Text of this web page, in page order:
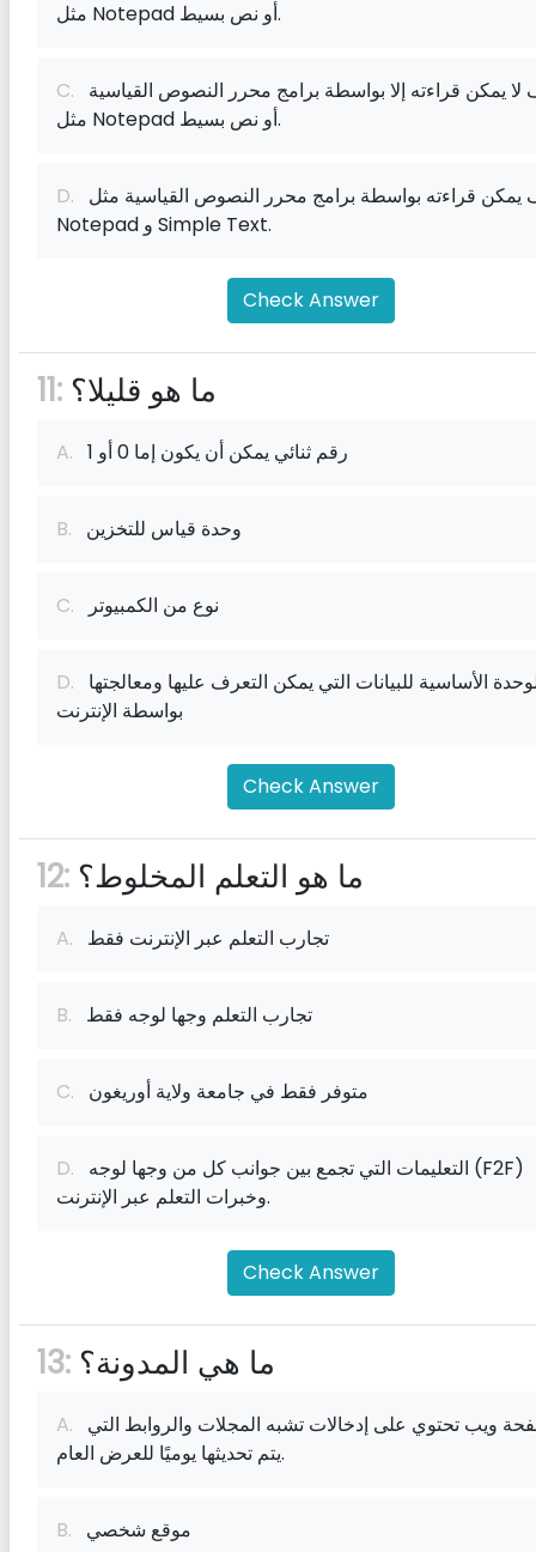
مثل Notepad أو نص بسيط.
C.
مثل Notepad أو نص بسيط.
D.
Notepad و Simple Text.
Check Answer
11: ما هو قليلا؟
A. رقم ثنائي يمكن أن يكون إما 0 أو 1
B. وحدة قياس للتخزين
C. نوع من الكمبيوتر
D.
بواسطة الإنترنت
Check Answer
12: ما هو التعلم المخلوط؟
A. تجارب التعلم عبر الإنترنت فقط
B. تجارب التعلم وجها لوجه فقط
C. متوفر فقط في جامعة ولاية أوريغون
D.
وخبرات التعلم عبر الإنترنت.
Check Answer
13: ما هي المدونة؟
A.
يتم تحديثها يوميًا للعرض العام.
B. موقع شخصي